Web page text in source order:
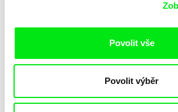
Povolit vše
Povolit výběr
Lístek